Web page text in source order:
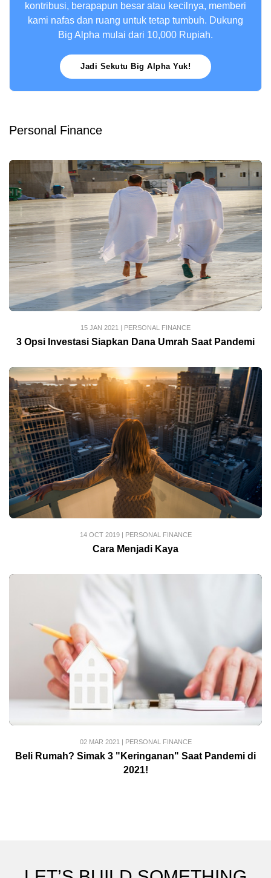
kontribusi, berapapun besar atau kecilnya, memberi
kami nafas dan ruang untuk tetap tumbuh. Dukung
Big Alpha mulai dari 10,000 Rupiah.
Jadi Sekutu Big Alpha Yuk!
Personal Finance
15 JAN 2021 | PERSONAL FINANCE
3 Opsi Investasi Siapkan Dana Umrah Saat Pandemi
14 OCT 2019| PERSONAL FINANCE
Cara Menjadi Kaya
02 MAR 2021 | PERSONAL FINANCE
Beli Rumah? Simak 3 "Keringanan" Saat Pandemi di
2021!